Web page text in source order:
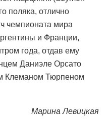
поляка, отлично
чемпионата мира
и Франции,
года, отдав ему
Даниэле Орсато
Клеманом Тюрпеном
Марина Левицкая